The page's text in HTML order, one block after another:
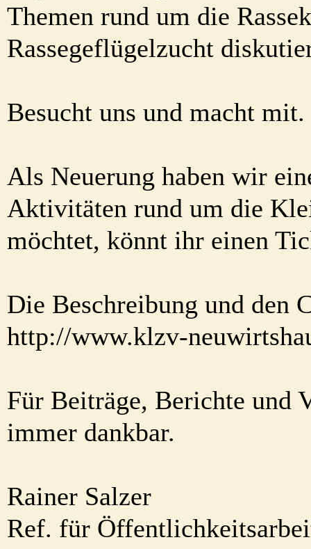
Themen rund um die
Rassegeflügelzucht
Besucht uns und macht mit.
Als Neuerung haben wir
Aktivitäten rund um die
möchtet, könnt ihr einen
Die Beschreibung und den
http://www.klzv-
Für Beiträge, Berichte und
immer dankbar.
Rainer Salzer
Ref. für